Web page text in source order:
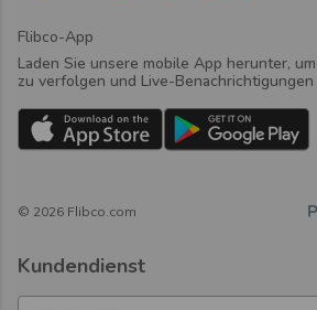
Flibco-App
Laden Sie unsere mobile App herunter,
zu verfolgen und Live-
© 2026 Flibco.com
Kundendienst